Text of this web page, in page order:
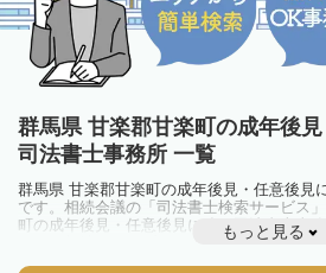
群馬県 甘楽郡甘楽町の成年後
司法書士事務所 一覧
群馬県 甘楽郡甘楽町の成年後見・任意後見
です。相続会議の「司法書士検索サービス
町の成年後見・任意後見に強い司法書士事
ます。相続のトラブルやお悩みを抱えてい
もっと見る